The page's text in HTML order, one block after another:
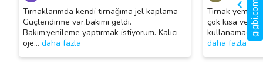
Tırnaklarımda kendi tırnağıma jel kaplama
Güçlendirme var.bakımı geldi.
Bakım,yenileme yaptırmak istiyorum. Kalıcı
oje… daha fazla
Tırnak yeme
çok kısa ve
daha fazla